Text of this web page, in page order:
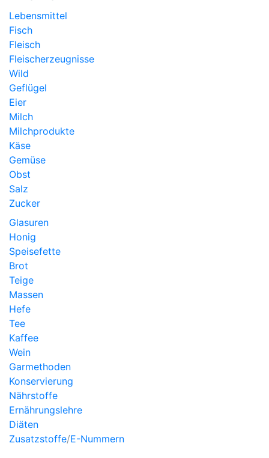
Lebensmittel
Fisch
Fleisch
Fleischerzeugnisse
Wild
Geflügel
Eier
Milch
Milchprodukte
Käse
Gemüse
Obst
Salz
Zucker
Glasuren
Honig
Speisefette
Brot
Teige
Massen
Hefe
Tee
Kaffee
Wein
Garmethoden
Konservierung
Nährstoffe
Ernährungslehre
Diäten
Zusatzstoffe/E-Nummern